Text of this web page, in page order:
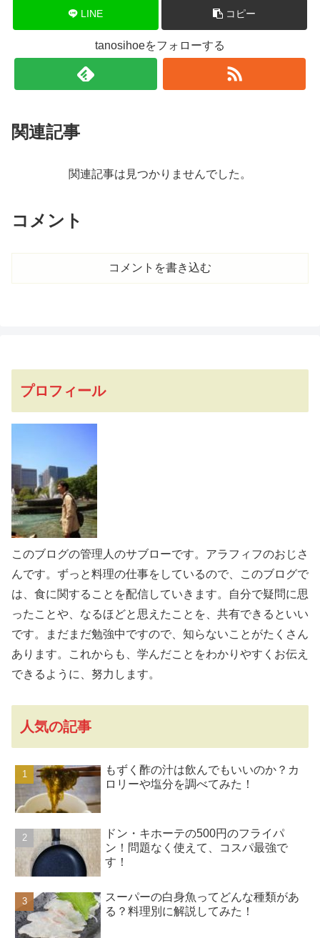
LINE コピー
tanosihoeをフォローする
関連記事
関連記事は見つかりませんでした。
コメント
コメントを書き込む
プロフィール
このブログの管理人のサブローです。アラフィフのおじさ
んです。ずっと料理の仕事をしているので、このブログで
は、食に関することを配信していきます。自分で疑問に思
ったことや、なるほどと思えたことを、共有できるといい
です。まだまだ勉強中ですので、知らないことがたくさん
あります。これからも、学んだことをわかりやすくお伝え
できるように、努力します。
人気の記事
もずく酢の汁は飲んでもいいのか？カ
ロリーや塩分を調べてみた！
ドン・キホーテの500円のフライパ
ン！問題なく使えて、コスパ最強で
す！
スーパーの白身魚ってどんな種類があ
る？料理別に解説してみた！